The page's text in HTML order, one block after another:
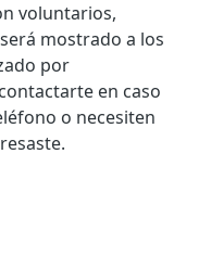
voluntarios,
mostrado a los
por
en caso
o necesiten